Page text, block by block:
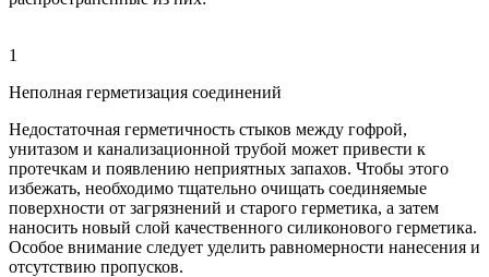
1
Неполная герметизация соединений
Недостаточная герметичность стыков между гофрой,
унитазом и канализационной трубой может привести к
протечкам и появлению неприятных запахов. Чтобы этого
избежать, необходимо тщательно очищать соединяемые
поверхности от загрязнений и старого герметика, а затем
наносить новый слой качественного силиконового герметика.
Особое внимание следует уделить равномерности нанесения и
отсутствию пропусков.